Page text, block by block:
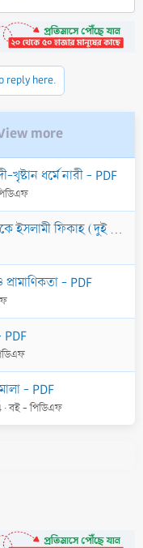
reply here.
more
খৃষ্টান ধর্মে নারী - PDF
(দুই খণ্ড একত্রে) - PDF
প্রামাণিকতা - PDF
PDF
- PDF
বই - পিডিএফ